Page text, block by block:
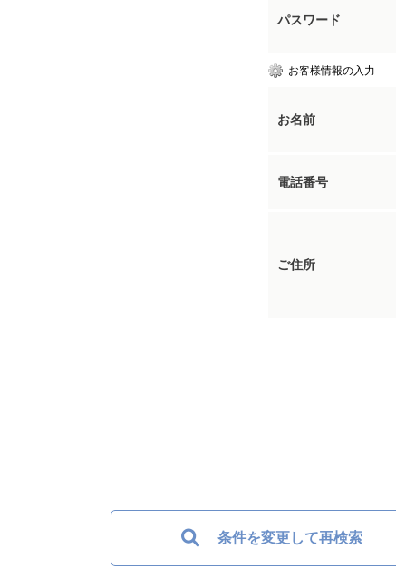
パスワード
お客様情報の入力
お名前
電話番号
ご住所
条件を変更して再検索